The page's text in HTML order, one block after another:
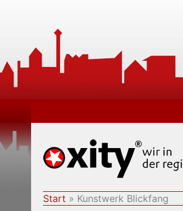
Start Kunstwerk Blickfang